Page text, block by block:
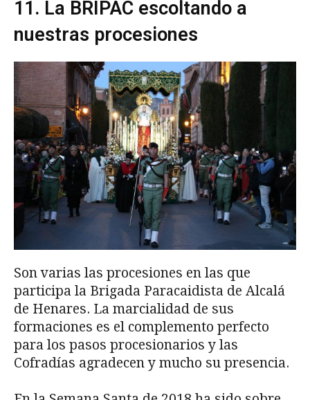
11. La BRIPAC escoltando a
nuestras procesiones
Son varias las procesiones en las que
participa la Brigada Paracaidista de Alcalá
de Henares. La marcialidad de sus
formaciones es el complemento perfecto
para los pasos procesionarios y las
Cofradías agradecen y mucho su presencia.